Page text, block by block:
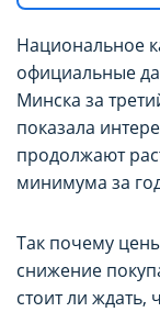
Национальное
официальные
Минска за
показала
продолжают
минимума за
Так почему
снижение
стоит ли